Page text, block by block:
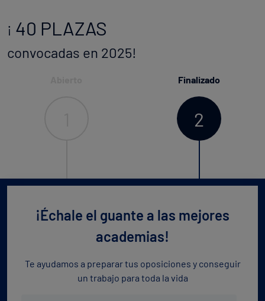
¡ 40 PLAZAS
convocadas en 2025!
Finalizado
2
¡Échale el guante a las mejores
academias!
Te ayudamos a preparar tus oposiciones y conseguir
un trabajo para toda la vida